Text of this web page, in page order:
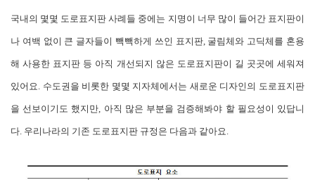
국내의 몇몇 도로표지판 사례들 중에는 지명이 너무 많이 들어간 표지판이
나 여백 없이 큰 글자들이 빽빽하게 쓰인 표지판, 굴림체와 고딕체를 혼용
해 사용한 표지판 등 아직 개선되지 않은 도로표지판이 길 곳곳에 세워져
있어요. 수도권을 비롯한 몇몇 지자체에서는 새로운 디자인의 도로표지판
을 선보이기도 했지만, 아직 많은 부분을 검증해봐야 할 필요성이 있답니
다. 우리나라의 기존 도로표지판 규정은 다음과 같아요.